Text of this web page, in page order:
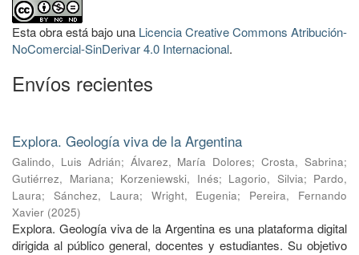
Esta obra está bajo una Licencia Creative Commons Atribución-
NoComercial-SinDerivar 4.0 Internacional.
Envíos recientes
Explora. Geología viva de la Argentina
Galindo, Luis Adrián; Álvarez, María Dolores;Crosta, Sabrina;
Gutiérrez, Mariana; Korzeniewski, Inés; Lagorio, Silvia; Pardo,
Laura; Sánchez, Laura; Wright, Eugenia; Pereira, Fernando
Xavier (2025)
Explora. Geología viva de la Argentina es una plataforma digital
dirigida al público general, docentes y estudiantes. Su objetivo